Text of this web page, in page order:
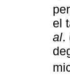
el
al.